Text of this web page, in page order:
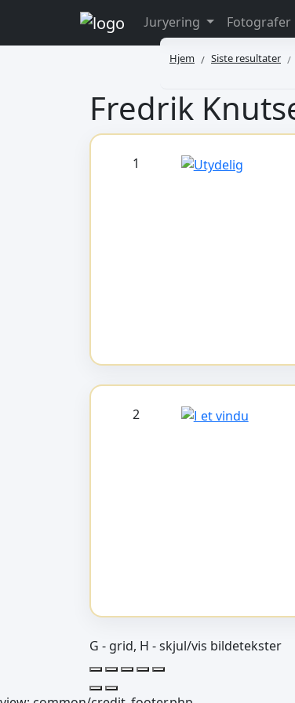
view: elements/_bootstrap_header_css.php
view: menus/_default.phpJuryering Fotografer
Hjem Siste resultater
Fredrik
1
2
G - grid, H - skjul/vis bildetekster